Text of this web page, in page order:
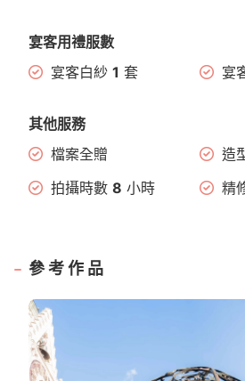
宴客用禮服數
宴客白紗 1 套 宴
其他服務
檔案全贈
造
拍攝時數 8 小時 精
參考作品